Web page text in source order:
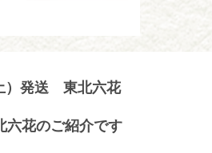
）発送 東北六花
六花のご紹介です